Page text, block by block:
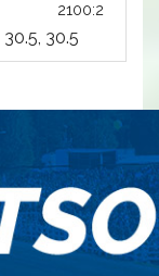
2100:2
30.5